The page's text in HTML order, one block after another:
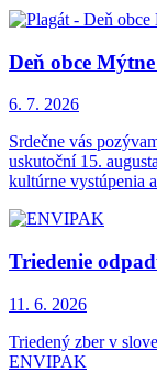
Deň obce
6. 7. 2026
Srdečne vás
uskutoční 15.
kultúrne vystúpenia
Triedenie
11. 6. 2026
Triedený zber v
ENVIPAK